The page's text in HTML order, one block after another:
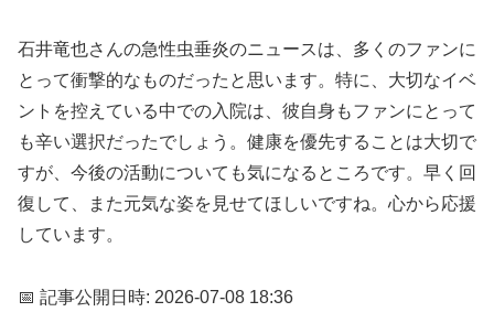
石井竜也さんの急性虫垂炎のニュースは、多くのファンに
とって衝撃的なものだったと思います。特に、大切なイベ
ントを控えている中での入院は、彼自身もファンにとって
も辛い選択だったでしょう。健康を優先することは大切で
すが、今後の活動についても気になるところです。早く回
復して、また元気な姿を見せてほしいですね。心から応援
しています。
📅 記事公開日時: 2026-07-08 18:36